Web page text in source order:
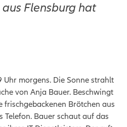
Flensburg hat
Uhr morgens. Die Sonne strahlt
von Anja Bauer. Beschwingt
frischgebackenen Brötchen aus
Telefon. Bauer schaut auf das